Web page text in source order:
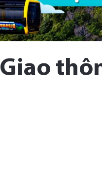
Giao